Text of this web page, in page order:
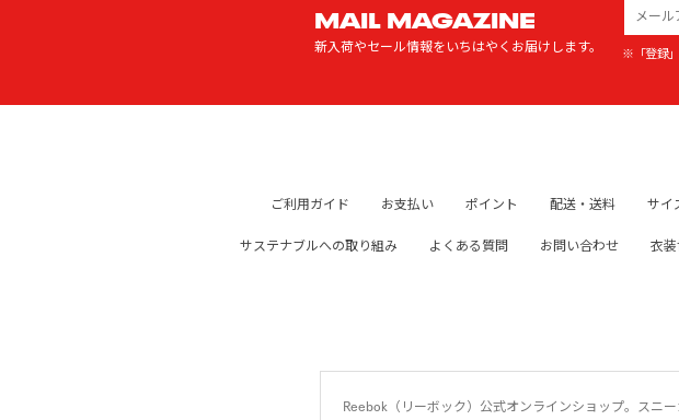
MAIL MAGAZINE
新入荷やセール情報をいちはやくお届けします。 ※「登録」
ご利用ガイド お支払い ポイント 配送・送料 サイ
サステナブルへの取り組み よくある質問 お問い合わせ 衣
Reebok（リーボック）公式オンラインショップ。スニ